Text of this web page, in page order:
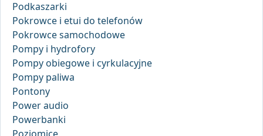
Podkaszarki
Pokrowce i etui do telefonów
Pokrowce samochodowe
Pompy i hydrofory
Pompy obiegowe i cyrkulacyjne
Pompy paliwa
Pontony
Power audio
Powerbanki